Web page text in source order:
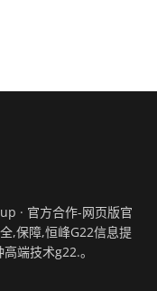
· 官方合作-网页版官
,保障,恒峰G22信息提
端技术g22.。